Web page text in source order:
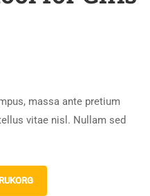
massa ante pretium
vitae nisl. Nullam sed